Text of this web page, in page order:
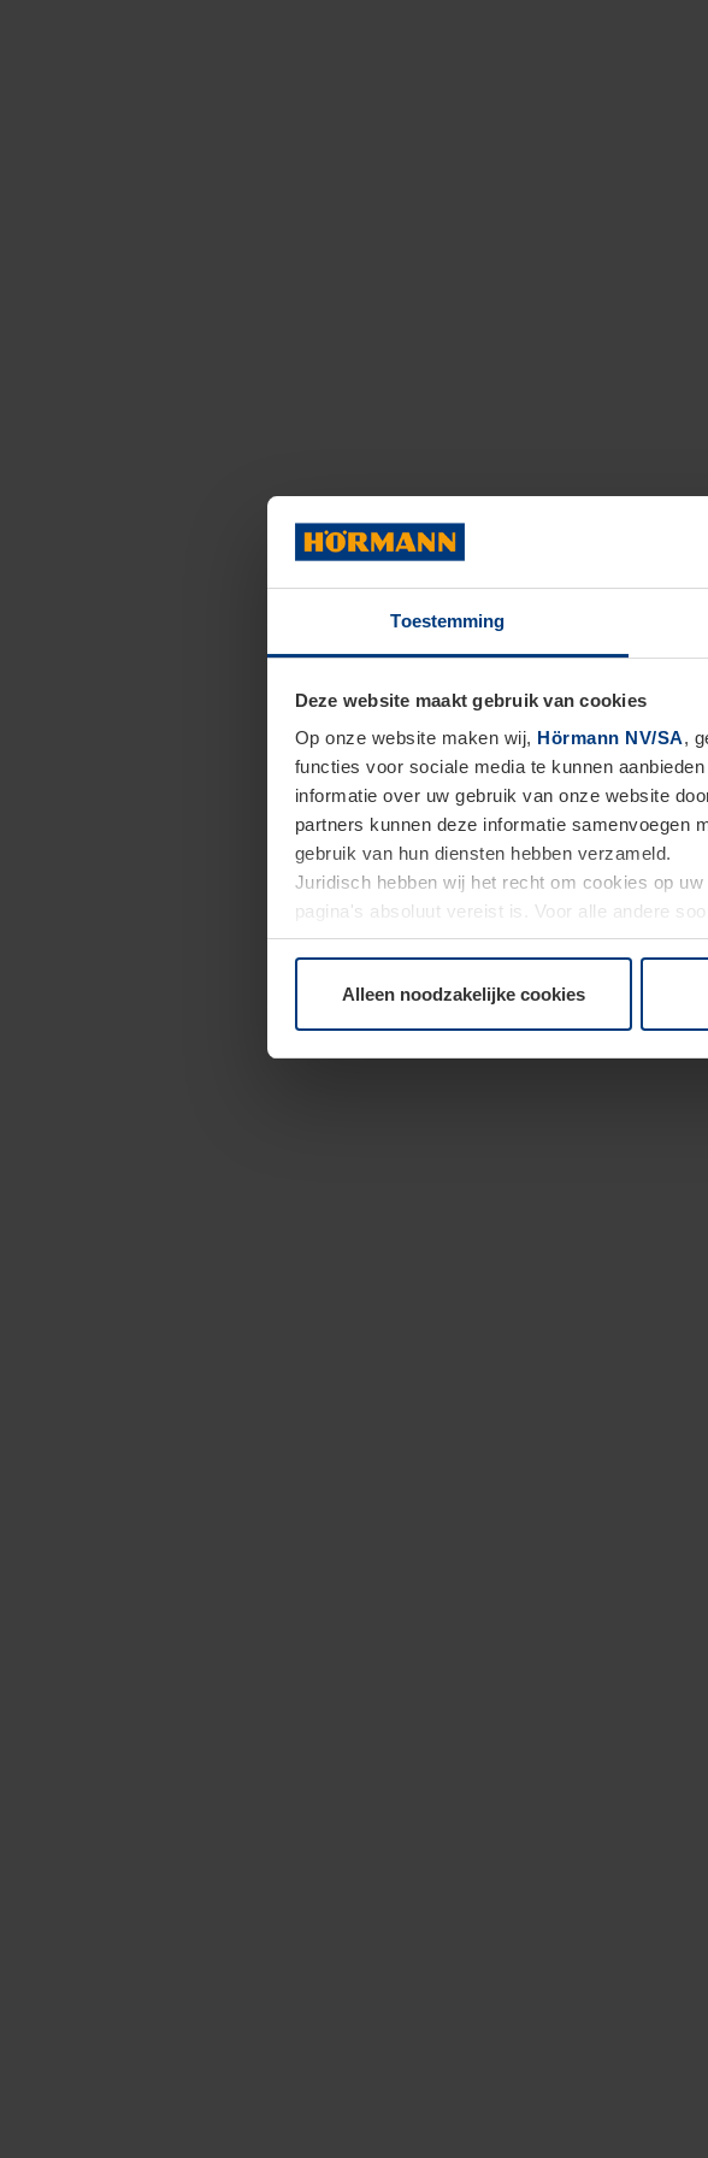
Toestemming
Deze website maakt gebruik van cookies
Op onze website maken wij, Hörmann NV/SA,
functies voor sociale media te kunnen
informatie over uw gebruik van onze website
partners kunnen deze informatie samenvoegen
gebruik van hun diensten hebben verzameld.
Juridisch hebben wij het recht om cookies op
pagina's absoluut vereist is. Voor alle andere
moment bij de uitleg van de cookies op pagina
Alleen noodzakelijke cookies